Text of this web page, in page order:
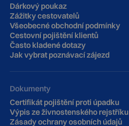
Dárkový poukaz
Zážitky cestovatelů
Všeobecné obchodní podmínky
Cestovní pojištění klientů
‍Často kladené dotazy
Jak vybrat poznávací zájezd
Dokumenty
Certifikát pojištění proti úpadku
Výpis ze živnostenského rejstříku
Zásady ochrany osobních údajů